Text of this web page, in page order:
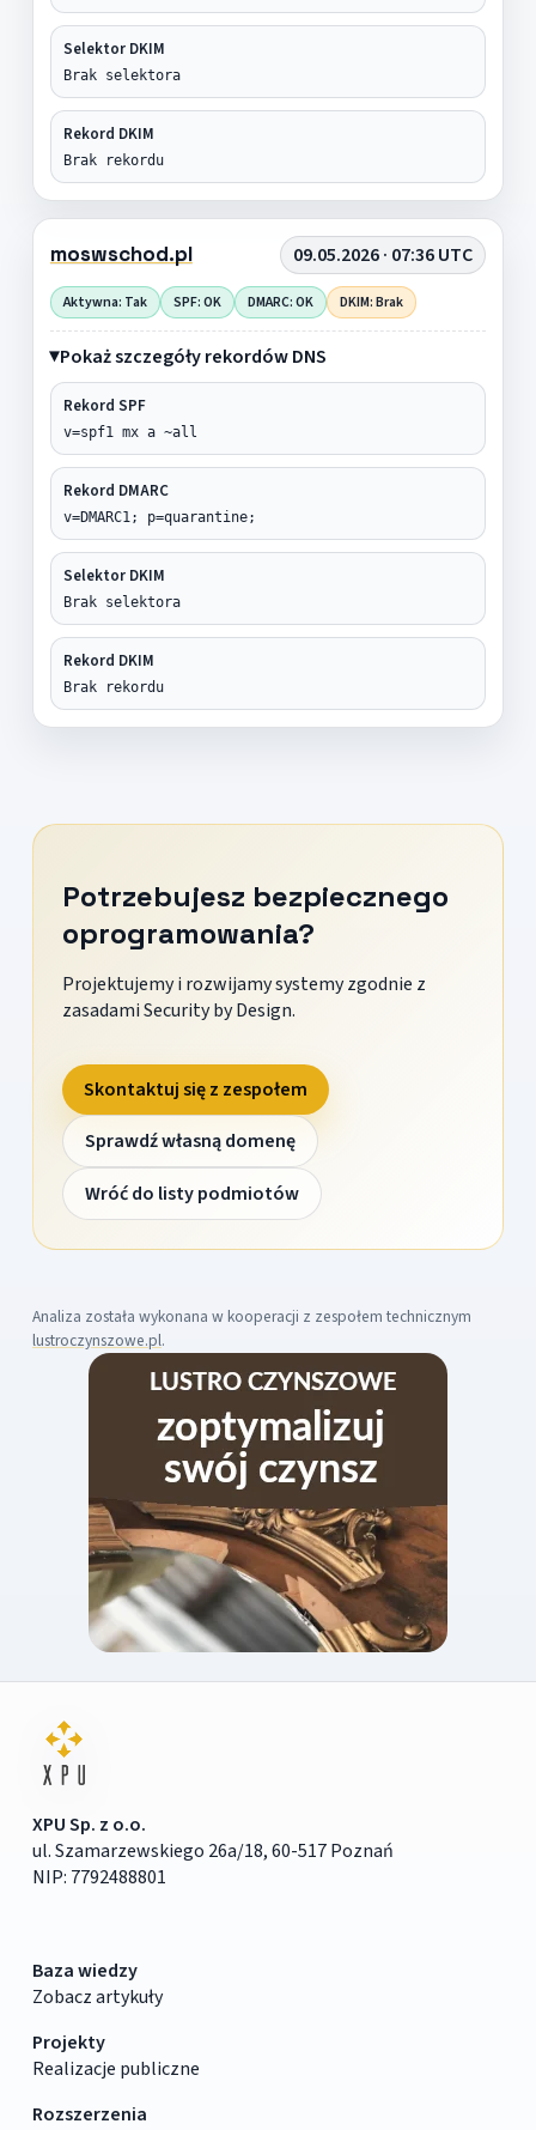
Selektor DKIM
Brak selektora
Rekord DKIM
Brak rekordu
moswschod.pl 09.05.2026 · 07:36 UTC
Aktywna: Tak SPF: OK DMARC: OK DKIM: Brak
Pokaż szczegóły rekordów DNS
Rekord SPF
v=spf1 mx a ~all
Rekord DMARC
v=DMARC1; p=quarantine;
Selektor DKIM
Brak selektora
Rekord DKIM
Brak rekordu
Potrzebujesz bezpiecznego
oprogramowania?
Projektujemy i rozwijamy systemy zgodnie z
zasadami Security by Design.
Skontaktuj się z zespołem
Sprawdź własną domenę
Wróć do listy podmiotów
Analiza została wykonana w kooperacji z zespołem technicznym
lustroczynszowe.pl.
XPU Sp. z o.o.
ul. Szamarzewskiego 26a/18, 60-517 Poznań
NIP: 7792488801
Baza wiedzy
Zobacz artykuły
Projekty
Realizacje publiczne
Rozszerzenia